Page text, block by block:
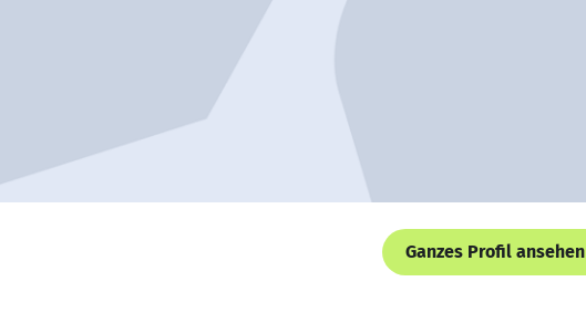
Ganzes Profil ansehen